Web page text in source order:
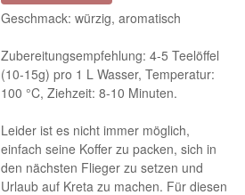
Geschmack: würzig, aromatisch
Zubereitungsempfehlung: 4-5 Teelöffel
(10-15g) pro 1 L Wasser, Temperatur:
100 °C, Ziehzeit: 8-10 Minuten.
Leider ist es nicht immer möglich,
einfach seine Koffer zu packen, sich in
den nächsten Flieger zu setzen und
Urlaub auf Kreta zu machen. Für diesen